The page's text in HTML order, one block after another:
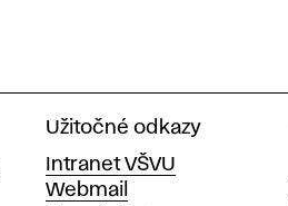
Užitočné odkazy
Intranet VŠVU
Webmail